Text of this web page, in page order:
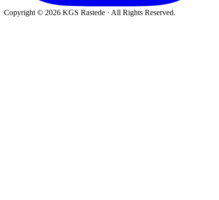
Copyright © 2026 KGS Rastede · All Rights Reserved.